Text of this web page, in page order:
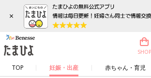
×
TOP 妊娠・出産 赤ちゃん・育児
SHOP